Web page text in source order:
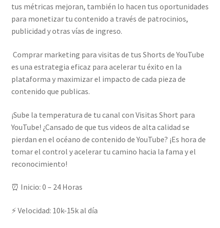
tus métricas mejoran, también lo hacen tus oportunidades
para monetizar tu contenido a través de patrocinios,
publicidad y otras vías de ingreso.
Comprar marketing para visitas de tus Shorts de YouTube
es una estrategia eficaz para acelerar tu éxito en la
plataforma y maximizar el impacto de cada pieza de
contenido que publicas.
¡Sube la temperatura de tu canal con Visitas Short para
YouTube! ¿Cansado de que tus videos de alta calidad se
pierdan en el océano de contenido de YouTube? ¡Es hora de
tomar el control y acelerar tu camino hacia la fama y el
reconocimiento!
⏰ Inicio: 0 – 24 Horas
⚡ Velocidad: 10k-15k al día